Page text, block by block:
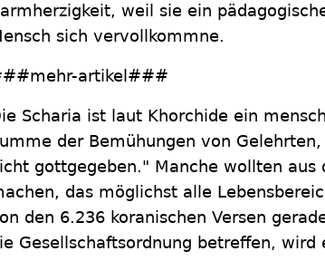
weil sie ein
sich vervollkommne.
artikel###
Scharia ist laut Khorchide ein
der Bemühungen von
gottgegeben." Manche wollten aus
das möglichst alle
den 6.236 koranischen Versen
Gesellschaftsordnung betreffen, wird